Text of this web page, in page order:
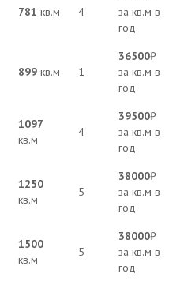
781 кв.м 4
за кв.м в
год
899 кв.м 1
36500₽
за кв.м в
год
1097
кв.м
4
39500₽
за кв.м в
год
1250
кв.м
5
38000₽
за кв.м в
год
1500
кв.м
5
38000₽
за кв.м в
год